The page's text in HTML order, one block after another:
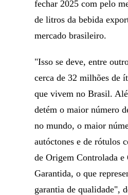
fechar 2025 com pelo
de litros da bebida
mercado brasileiro.
"Isso se deve, entre
cerca de 32 milhões de
que vivem no Brasil.
detém o maior número
no mundo, o maior
autóctones e de rótulos
de Origem Controlada e
Garantida, o que
garantia de qualidade",